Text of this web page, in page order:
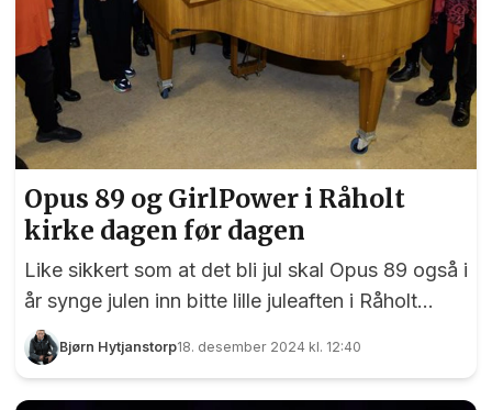
Opus 89 og GirlPower i Råholt
kirke dagen før dagen
Like sikkert som at det bli jul skal Opus 89 også i
år synge julen inn bitte lille juleaften i Råholt
kirke. Koret, som fyller 35 år i år, har lang
tradisjon med å involvere andre, ikke minst de
Bjørn Hytjanstorp18. desember 2024 kl. 12:40